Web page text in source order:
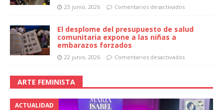
23 junio, 2026 Comentarios desactivados
El desplome del presupuesto de salud
comunitaria expone a las niñas a
embarazos forzados
22 junio, 2026 Comentarios desactivados
ARTE FEMINISTA
ACTUALIDAD